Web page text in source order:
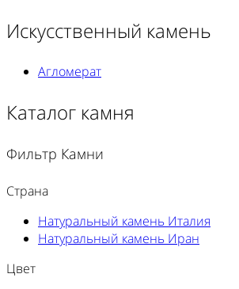
Искусственный камень
Агломерат
Каталог камня
Фильтр Камни
Страна
Натуральный камень Италия
Натуральный камень Иран
Цвет